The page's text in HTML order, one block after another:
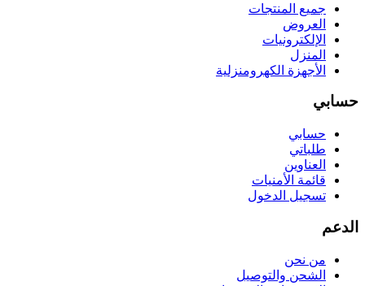
جميع المنتجات
العروض
الإلكترونيات
المنزل
الأجهزة الكهرومنزلية
حسابي
حسابي
طلباتي
العناوين
قائمة الأمنيات
تسجيل الدخول
الدعم
من نحن
الشحن والتوصيل